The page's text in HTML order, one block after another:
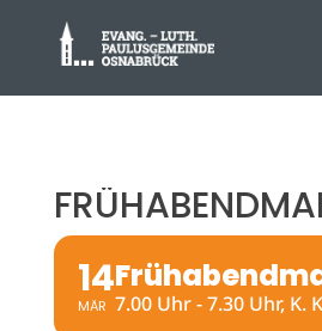
14
MÄR 7.00 Uhr - 7.30 Uhr, K.